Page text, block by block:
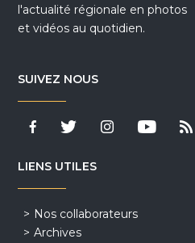
l'actualité régionale en photos
et vidéos au quotidien.
SUIVEZ NOUS
LIENS UTILES
Nos collaborateurs
Archives